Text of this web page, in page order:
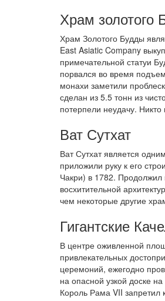
Храм золотого
Храм Золотого Будды
East Asiatic Company
примечательной статуи
порвался во время
монахи заметили
сделан из 5.5 тонн из
потерпели неудачу.
Ват Сутхат
Ват Сутхат является
приложили руку к его
Чакри) в 1782. Продолжил
восхитительной
чем некоторые другие
Гигантские
В центре оживленной
привлекательных
церемоний, ежегодно
на опасной узкой доске
Король Рама VII запретил